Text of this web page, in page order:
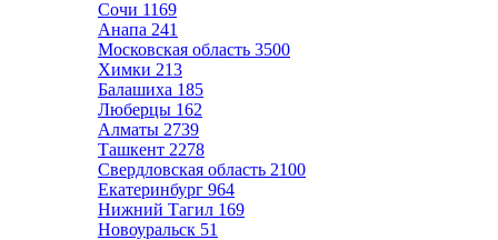
Сочи 1169
Анапа 241
Московская область 3500
Химки 213
Балашиха 185
Люберцы 162
Алматы 2739
Ташкент 2278
Свердловская область 2100
Екатеринбург 964
Нижний Тагил 169
Новоуральск 51